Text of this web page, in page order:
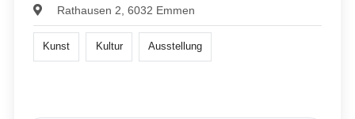
Rathausen 2, 6032 Emmen
Kunst Kultur Ausstellung